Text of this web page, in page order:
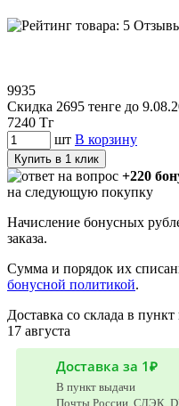
9935
Скидка 2695 тенге до
7240 Тг
шт В корзину
Купить в 1 клик
+220
на следующую покупку
Начисление бонусных
заказа.
Сумма и порядок их
бонусной политикой.
Доставка со склада в
17 августа
Доставка за 1₽
В пункт выдачи
Почты России, СДЭК,